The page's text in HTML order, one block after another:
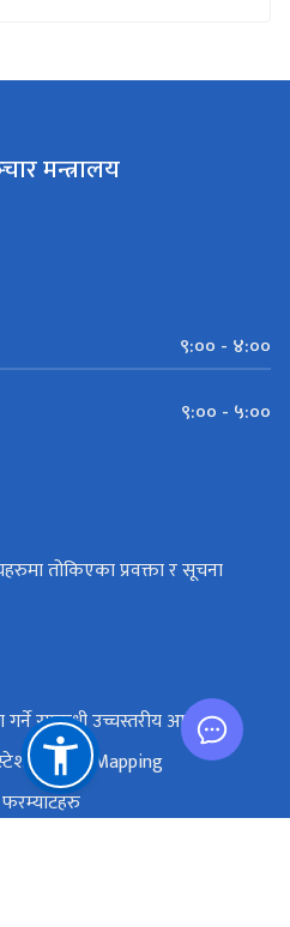
मन्त्रालय
९:०० - ४:००
९:०० - ५:००
तोकिएका प्रवक्ता र सूचना
सम्बन्धी उच्चस्तरीय आयोग
GIS Mapping
फरम्याटहरु